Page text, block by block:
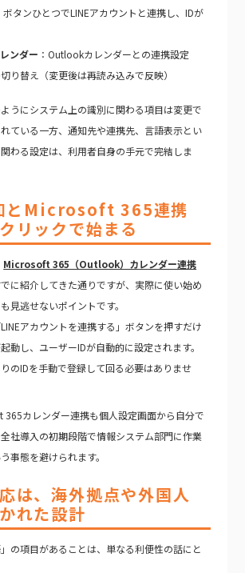
ボタンひとつでLINEアカウントと連携し、IDが
ンダー ：Outlookカレンダーとの連携設定
り替え（変更後は再読み込みで反映）
うにシステム上の識別に関わる項目は変更で
ている一方、通知先や連携先、言語表示とい
わる設定は、利用者自身の手元で完結しま
とMicrosoft 365連携
リックで始まる
Microsoft 365（Outlook）カレンダー連携
に紹介してきた通りですが、実際に使い始め
見逃せないポイントです。
アカウントを連携する」ボタンを押すだけ
動し、ユーザーIDが自動的に設定されます。
のIDを手動で登録して回る必要はありませ
365カレンダー連携も個人設定画面から自分で
社導入の初期段階で情報システム部門に作業
事態を避けられます。
は、海外拠点や外国人
れた設計
の項目があることは、単なる利便性の話にと